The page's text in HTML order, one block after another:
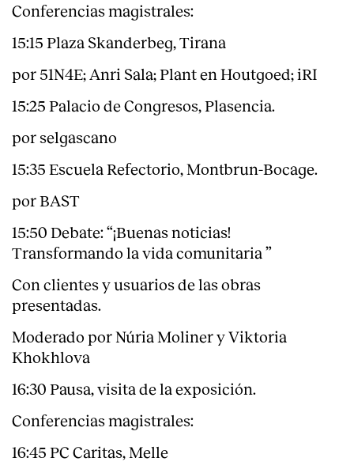
Index
Conferencias magistrales:
15:15 Plaza Skanderbeg, Tirana
por 51N4E; Anri Sala; Plant en Houtgoed; iRI
15:25 Palacio de Congresos, Plasencia.
por selgascano
15:35 Escuela Refectorio, Montbrun-Bocage.
por BAST
15:50 Debate: “¡Buenas noticias!
Transformando la vida comunitaria ”
Con clientes y usuarios de las obras
presentadas.
Moderado por Núria Moliner y Viktoria
Khokhlova
16:30 Pausa, visita de la exposición.
Conferencias magistrales:
16:45 PC Caritas, Melle